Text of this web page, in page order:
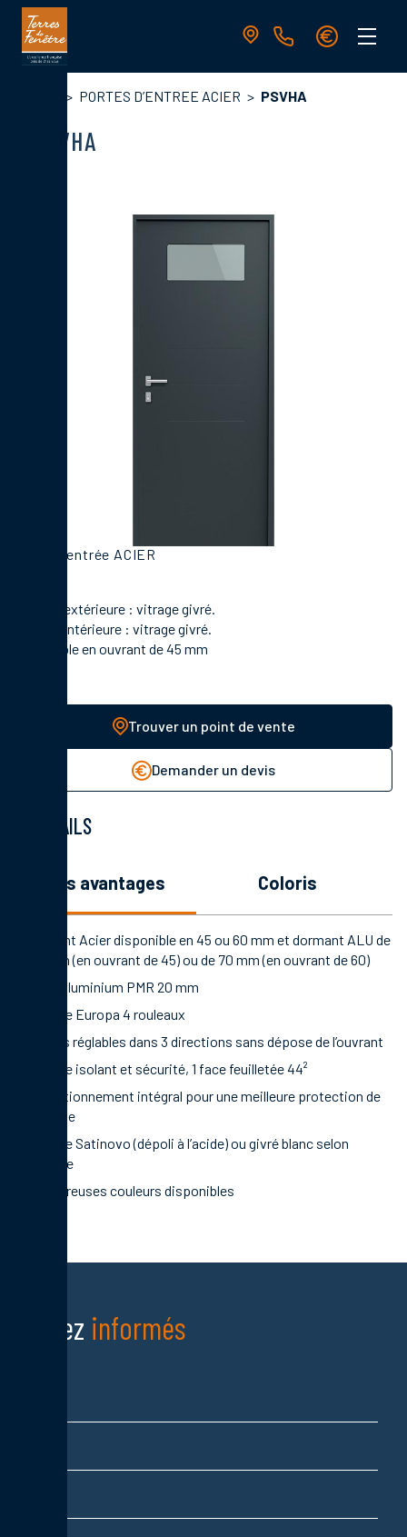
Aller
contenu
principale
PORTES D’ENTREE ACIER PSVHA
PSVHA
Porte d'entrée ACIER
En face extérieure : vitrage givré.
En face intérieure : vitrage givré.
Disponible en ouvrant de 45 mm
Trouver un point de vente
Demander un devis
DÉTAILS
les avantages coloris
Ouvrant Acier disponible en 45 ou 60 mm et dormant ALU de
56 mm (en ouvrant de 45) ou de 70 mm (en ouvrant de 60)
Seuil aluminium PMR 20 mm
Serrure Europa 4 rouleaux
Fiches réglables dans 3 directions sans dépose de l’ouvrant
Vitrage isolant et sécurité, 1 face feuilletée 44²
Conditionnement intégral pour une meilleure protection de
la porte
Vitrage Satinovo (dépoli à l’acide) ou givré blanc selon
modèle
Nombreuses couleurs disponibles
Restez informés